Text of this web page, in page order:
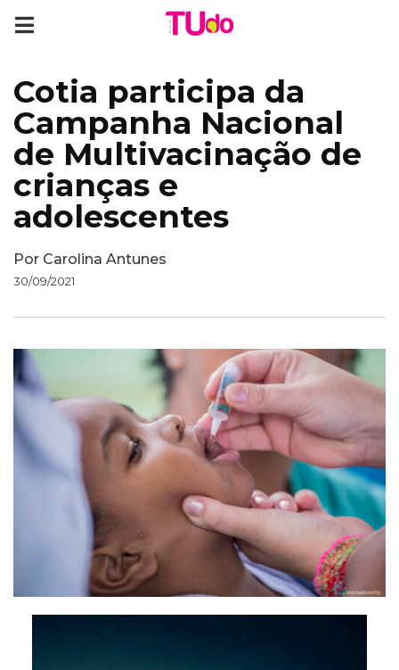
Cotia participa da
Campanha Nacional
de Multivacinação de
crianças e
adolescentes
Por Carolina Antunes
30/09/2021